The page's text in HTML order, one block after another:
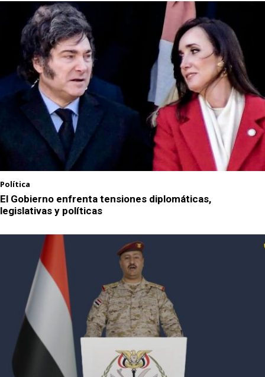
Política
El Gobierno enfrenta tensiones diplomáticas,
legislativas y políticas